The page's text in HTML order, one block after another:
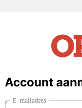
Account
E-mailadres